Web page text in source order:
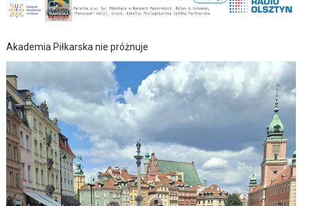
Akademia Piłkarska nie próżnuje